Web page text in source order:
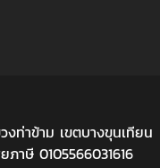
ท่าข้าม เขตบางขุนเทียน
ภาษี 0105566031616